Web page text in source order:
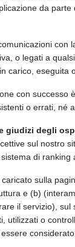
da
o legati a
carico,
con
o errati, né
giudizi degli
sul nostro
di
sulla
e (b)
il servizio),
utilizzati o